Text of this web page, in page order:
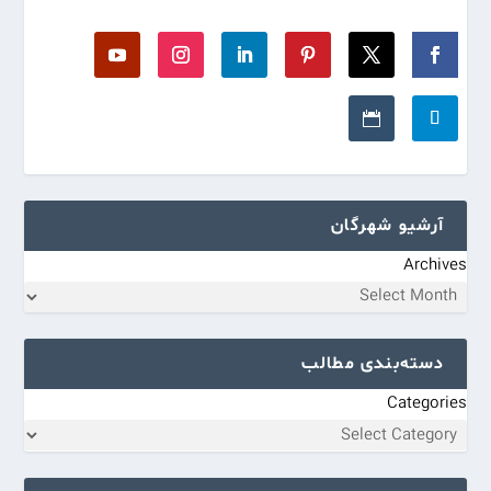
آرشیو شهرگان
Archives
دسته‌بندی مطالب
Categories